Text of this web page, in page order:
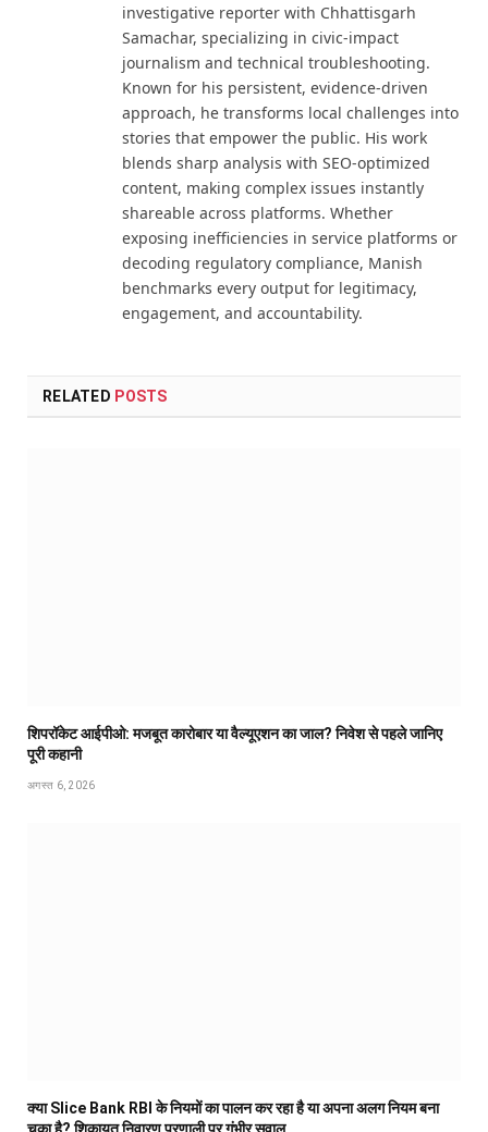
investigative reporter with Chhattisgarh
Samachar, specializing in civic-impact
journalism and technical troubleshooting.
Known for his persistent, evidence-driven
approach, he transforms local challenges into
stories that empower the public. His work
blends sharp analysis with SEO-optimized
content, making complex issues instantly
shareable across platforms. Whether
exposing inefficiencies in service platforms or
decoding regulatory compliance, Manish
benchmarks every output for legitimacy,
engagement, and accountability.
RELATED POSTS
शिपरॉकेट आईपीओ: मजबूत कारोबार या वैल्यूएशन का जाल? निवेश से पहले जानिए
पूरी कहानी
अगस्त 6, 2026
क्या Slice Bank RBI के नियमों का पालन कर रहा है या अपना अलग नियम बना
चुका है? शिकायत निवारण प्रणाली पर गंभीर सवाल